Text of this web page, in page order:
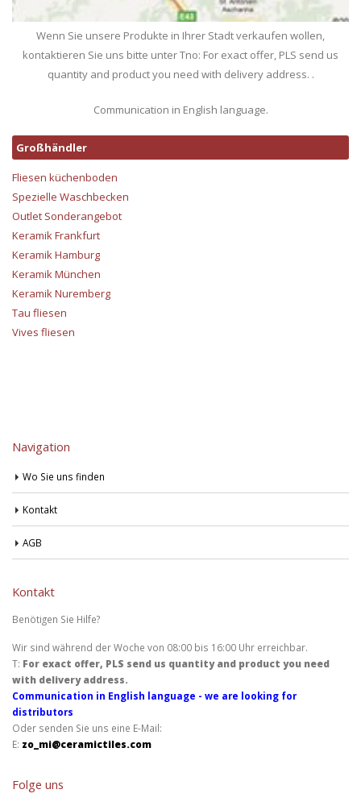
Wenn Sie unsere Produkte in Ihrer Stadt verkaufen wollen,
kontaktieren Sie uns bitte unter Tno: For exact offer, PLS send us
quantity and product you need with delivery address. .
Communication in English language.
Großhändler
Fliesen küchenboden
Spezielle Waschbecken
Outlet Sonderangebot
Keramik Frankfurt
Keramik Hamburg
Keramik München
Keramik Nuremberg
Tau fliesen
Vives fliesen
Navigation
Wo Sie uns finden
Kontakt
AGB
Kontakt
Benötigen Sie Hilfe?
Wir sind während der Woche von 08:00 bis 16:00 Uhr erreichbar.
T: For exact offer, PLS send us quantity and product you need
with delivery address.
Communication in English language - we are looking for
distributors
Oder senden Sie uns eine E-Mail:
E: zo_mi@ceramictiles.com
Folge uns